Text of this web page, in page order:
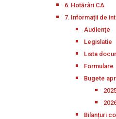
6. Hotărâri CA
7. Informații de
Audiențe
Legislatie
Lista
Formulare
Bugete
Bilanțuri